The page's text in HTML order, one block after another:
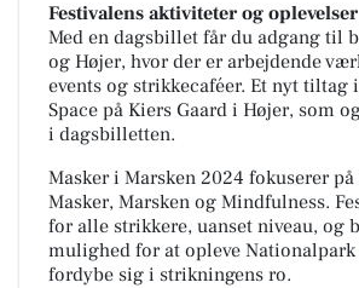
Festivalens aktiviteter og oplevelser
Med en dagsbillet får du adgang til
og Højer, hvor der er arbejdende
events og strikkecaféer. Et nyt tiltag
Space på Kiers Gaard i Højer, som
i dagsbilletten.
Masker i Marsken 2024 fokuserer
Masker, Marsken og Mindfulness.
for alle strikkere, uanset niveau, og
mulighed for at opleve Nationalpark
fordybe sig i strikningens ro.